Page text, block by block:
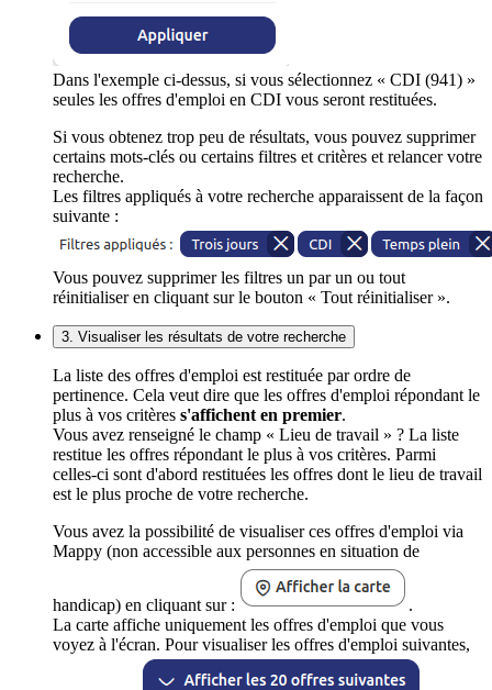
Dans l'exemple ci-dessus, si vous sélectionnez « CDI (941) »
seules les offres d'emploi en CDI vous seront restituées.
Si vous obtenez trop peu de résultats, vous pouvez supprimer
certains mots-clés ou certains filtres et critères et relancer votre
recherche.
Les filtres appliqués à votre recherche apparaissent de la façon
suivante :
Vous pouvez supprimer les filtres un par un ou tout
réinitialiser en cliquant sur le bouton « Tout réinitialiser ».
3. Visualiser les résultats de votre recherche
La liste des offres d'emploi est restituée par ordre de
pertinence. Cela veut dire que les offres d'emploi répondant le
plus à vos critères s'affichent en premier.
Vous avez renseigné le champ « Lieu de travail » ? La liste
restitue les offres répondant le plus à vos critères. Parmi
celles-ci sont d'abord restituées les offres dont le lieu de travail
est le plus proche de votre recherche.
Vous avez la possibilité de visualiser ces offres d'emploi via
Mappy (non accessible aux personnes en situation de
handicap) en cliquant sur :
.
La carte affiche uniquement les offres d'emploi que vous
voyez à l'écran. Pour visualiser les offres d'emploi suivantes,